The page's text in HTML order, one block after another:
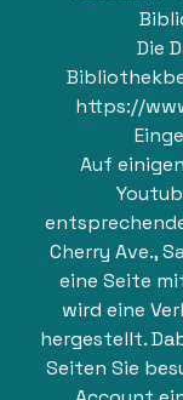
Die
https://
Auf
Cherry Ave.,
eine Seite
wird eine
hergestellt.
Seiten Sie